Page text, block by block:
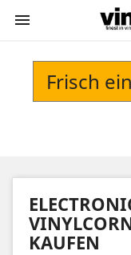

Frisch
KAUFEN